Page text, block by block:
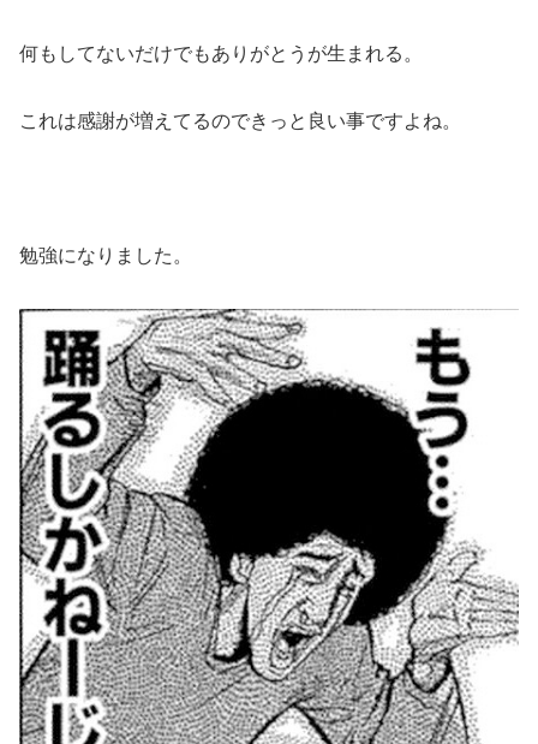
何もしてないだけでもありがとうが生まれる。
これは感謝が増えてるのできっと良い事ですよね。
勉強になりました。